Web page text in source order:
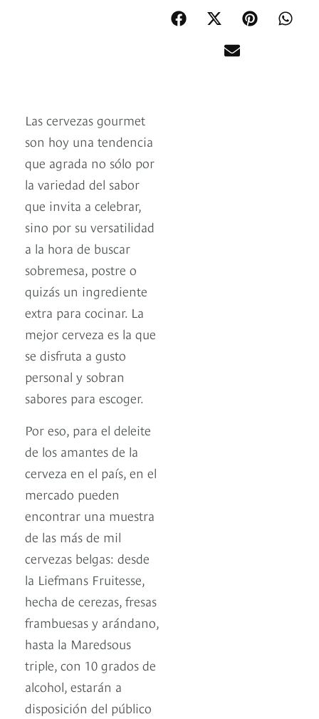
Las cervezas gourmet
son hoy una tendencia
que agrada no sólo por
la variedad del sabor
que invita a celebrar,
sino por su versatilidad
a la hora de buscar
sobremesa, postre o
quizás un ingrediente
extra para cocinar. La
mejor cerveza es la que
se disfruta a gusto
personal y sobran
sabores para escoger.
Por eso, para el deleite
de los amantes de la
cerveza en el país, en el
mercado pueden
encontrar una muestra
de las más de mil
cervezas belgas: desde
la Liefmans Fruitesse,
hecha de cerezas, fresas
frambuesas y arándano,
hasta la Maredsous
triple, con 10 grados de
alcohol, estarán a
disposición del público